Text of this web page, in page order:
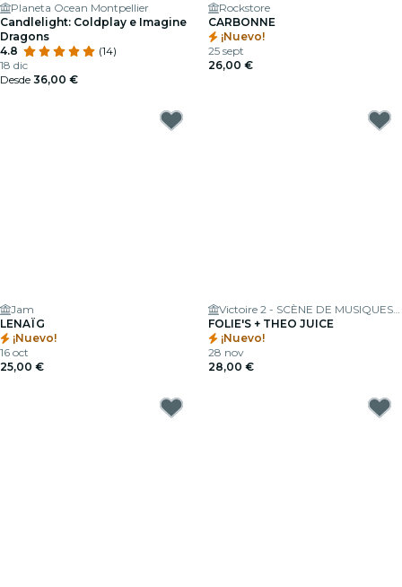
Planeta Ocean Montpellier
Candlelight: Coldplay e Imagine
Dragons
4.8
(14)
18 dic
Desde 36,00 €
Rockstore
CARBONNE
¡Nuevo!
25 sept
26,00 €
Jam
LENAÏG
¡Nuevo!
16 oct
25,00 €
Victoire 2 - SCÈNE DE MUSIQUES ACTUELLES
FOLIE'S + THEO JUICE
¡Nuevo!
28 nov
28,00 €